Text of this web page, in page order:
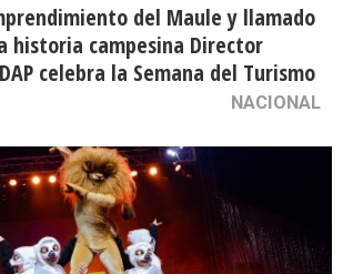
del Maule y llamado
historia campesina Director
celebra la Semana del Turismo
NACIONAL